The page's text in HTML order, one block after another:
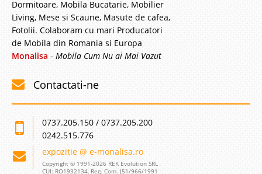
Dormitoare, Mobila Bucatarie, Mobilier
Living, Mese si Scaune, Masute de cafea,
Fotolii. Colaboram cu mari Producatori
de Mobila din Romania si Europa
Monalisa - Mobila Cum Nu ai Mai Vazut
Contactati-ne
0737.205.150 / 0737.205.200
0242.515.776
expozitie @ e-monalisa.ro
Copyright © 1991-2026 REK Evolution SRL
CUI: RO1932134, Reg. Com. J51/966/1991